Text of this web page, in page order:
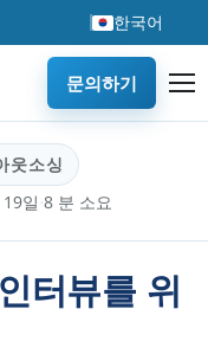
한국어
문의하기
웃소싱
일·8 분 소요
터뷰를 위